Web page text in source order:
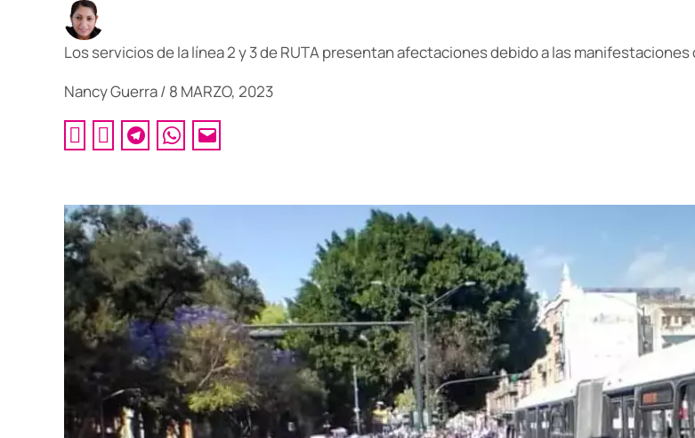
Los servicios de la línea 2 y 3 de RUTA presentan afectaciones debido a las
Nancy Guerra/ 8 MARZO, 2023